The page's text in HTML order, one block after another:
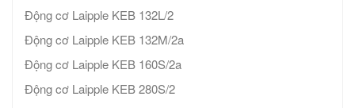
Động cơ Laipple KEB 132L/2
Động cơ Laipple KEB 132M/2a
Động cơ Laipple KEB 160S/2a
Động cơ Laipple KEB 280S/2